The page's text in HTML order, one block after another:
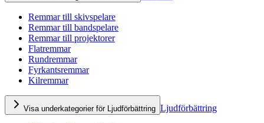
Remmar till skivspelare
Remmar till bandspelare
Remmar till projektorer
Flatremmar
Rundremmar
Fyrkantsremmar
Kilremmar
Visa underkategorier för Ljudförbättring Ljudförbättring